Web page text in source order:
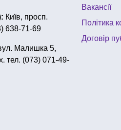
Київ, просп.
638-71-69
Малишка 5,
тел. (073) 071-49-
Вакансії
Політика
Договір